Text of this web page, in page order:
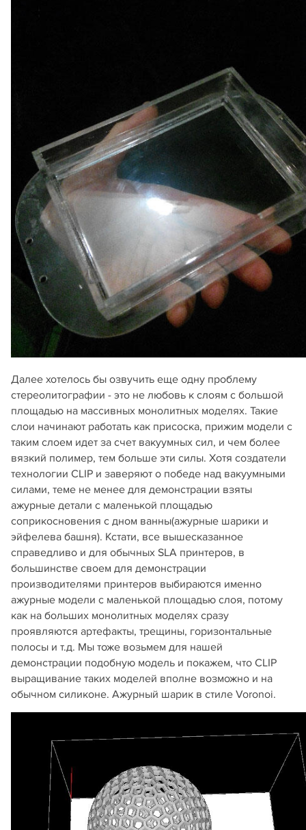
Далее хотелось бы озвучить еще одну проблему
стереолитографии - это не любовь к слоям с большой
площадью на массивных монолитных моделях. Такие
слои начинают работать как присоска, прижим модели с
таким слоем идет за счет вакуумных сил, и чем более
вязкий полимер, тем больше эти силы. Хотя создатели
технологии CLIP и заверяют о победе над вакуумными
силами, теме не менее для демонстрации взяты
ажурные детали с маленькой площадью
соприкосновения с дном ванны(ажурные шарики и
эйфелева башня). Кстати, все вышесказанное
справедливо и для обычных SLA принтеров, в
большинстве своем для демонстрации
производителями принтеров выбираются именно
ажурные модели с маленькой площадью слоя, потому
как на больших монолитных моделях сразу
проявляются артефакты, трещины, горизонтальные
полосы и т.д. Мы тоже возьмем для нашей
демонстрации подобную модель и покажем, что CLIP
выращивание таких моделей вполне возможно и на
обычном силиконе. Ажурный шарик в стиле Voronoi.